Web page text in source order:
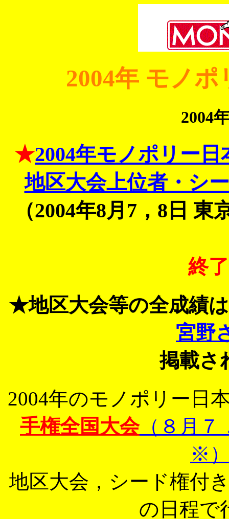
2004年 モノ
2004
★2004年モノポリー
地区大会上位者・シ
（2004年8月7，8日
終
★地区大会等の全成績
宮野
掲載さ
2004年のモノポリー日
手権全国大会（８月７
※
地区大会，シード権付
の日程で